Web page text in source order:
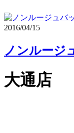
2016/04/15
ノンルージ
大通店